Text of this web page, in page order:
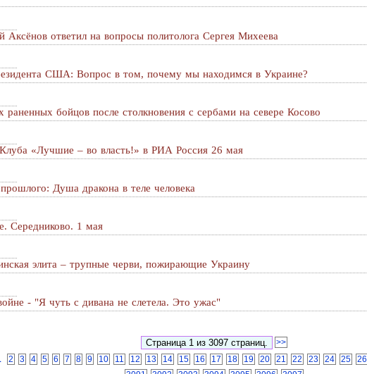
Аксёнов ответил на вопросы политолога Сергея Михеева
США: Вопрос в том, почему мы находимся в Украине?
раненных бойцов после столкновения с сербами на севере Косово
Клуба «Лучшие – во власть!» в РИА Россия 26 мая
Душа дракона в теле человека
Середниково. 1 мая
элита – трупные черви, пожирающие Украину
- "Я чуть с дивана не слетела. Это ужас"
>>
2 3 4 5 6 7 8 9 10 11 12 13 14 15 16 17 18 19 20 21 22 23 24 25 26